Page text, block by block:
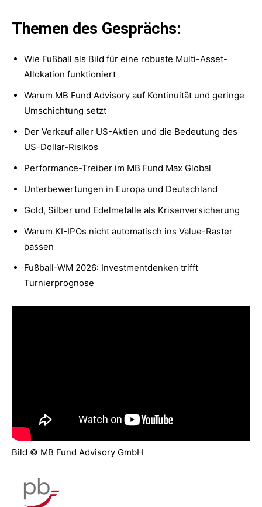
Themen des Gesprächs:
Wie Fußball als Bild für eine robuste Multi-Asset-
Allokation funktioniert
Warum MB Fund Advisory auf Kontinuität und geringe
Umschichtung setzt
Der Verkauf aller US-Aktien und die Bedeutung des
US-Dollar-Risikos
Performance-Treiber im MB Fund Max Global
Unterbewertungen in Europa und Deutschland
Gold, Silber und Edelmetalle als Krisenversicherung
Warum KI-IPOs nicht automatisch ins Value-Raster
passen
Fußball-WM 2026: Investmentdenken trifft
Turnierprognose
Bild © MB Fund Advisory GmbH